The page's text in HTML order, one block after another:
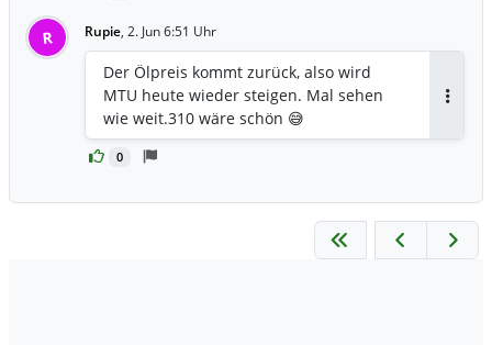
R Rupie, 2. Jun 6:51 Uhr
0
Der Ölpreis kommt zurück, also wird
MTU heute wieder steigen. Mal sehen
wie weit.310 wäre schön 😅